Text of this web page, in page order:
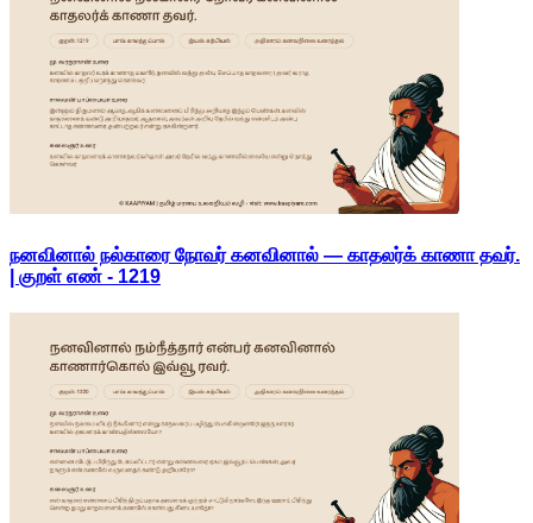
நனவினால் நல்காரை நோவர் கனவினால் — காதலர்க் காணா தவர்.
| குறள் எண் - 1219